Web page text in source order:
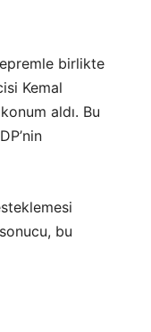
birlikte
Kemal
aldı. Bu
bu